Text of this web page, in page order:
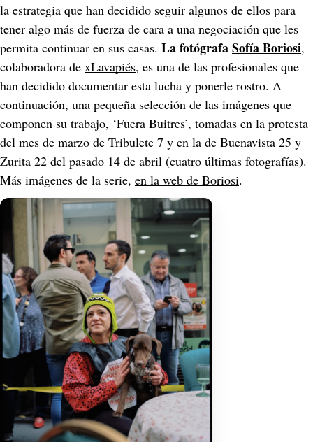
la estrategia que han decidido seguir algunos de ellos para
tener algo más de fuerza de cara a una negociación que les
permita continuar en sus casas. La fotógrafa Sofía Boriosi,
colaboradora de xLavapiés, es una de las profesionales que
han decidido documentar esta lucha y ponerle rostro. A
continuación, una pequeña selección de las imágenes que
componen su trabajo, ‘Fuera Buitres’, tomadas en la protesta
del mes de marzo de Tribulete 7 y en la de Buenavista 25 y
Zurita 22 del pasado 14 de abril (cuatro últimas fotografías).
Más imágenes de la serie, en la web de Boriosi.